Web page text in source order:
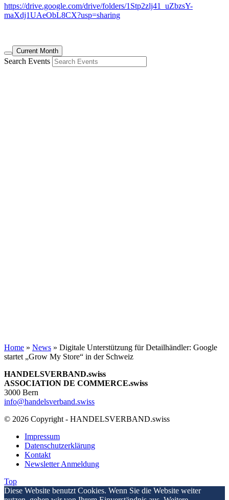
https://drive.google.com/drive/folders/1Stp2zlj41_uZbzsY-
maXdj1UAeObL8CX?usp=sharing
Current Month
Search Events
Home » News » Digitale Unterstützung für Detailhändler: Google
startet „Grow My Store“ in der Schweiz
HANDELSVERBAND.swiss
ASSOCIATION DE COMMERCE.swiss
3000 Bern
info@handelsverband.swiss
© 2026 Copyright - HANDELSVERBAND.swiss
Impressum
Datenschutzerklärung
Kontakt
Newsletter Anmeldung
Top
Diese Website benutzt Cookies. Wenn Sie die Website weiter